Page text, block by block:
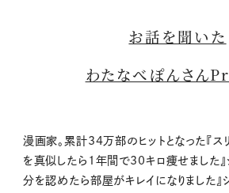
お話を聞いた
わたなべぽんさん
漫画家。累計34万部のヒットとなった『
を真似したら1年間で30キロ痩せました』
分を認めたら部屋がキレイになりました』